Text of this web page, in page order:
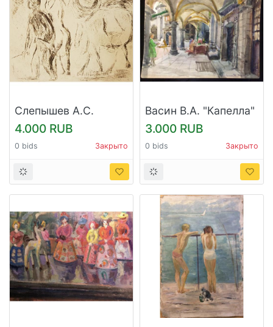
Слепышев А.С.
"Изгнание из Рая"
4.000 RUB
0 bids Закрыто
Васин В.А. "Капелла"
3.000 RUB
0 bids Закрыто